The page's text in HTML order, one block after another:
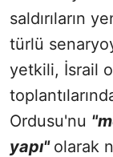
saldırıların
türlü
yetkili, İsrail
Ordusu'nu
yapı" olarak